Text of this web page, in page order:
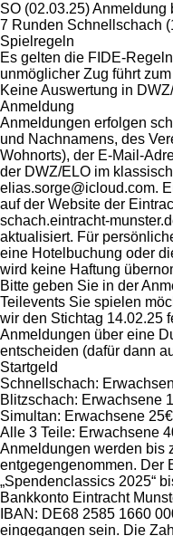
SO (02.03.25)
7 Runden Schnellschach
Spielregeln
Es gelten die FIDE-
unmöglicher Zug führt
Keine Auswertung in
Anmeldung
Anmeldungen erfolgen
und Nachnamens, des
Wohnorts), der E-Mail-
der DWZ/ELO im
elias.sorge@icloud.com.
auf der Website der
schach.eintracht-
aktualisiert. Für
eine Hotelbuchung oder
wird keine Haftung
Bitte geben Sie in der
Teilevents Sie spielen
wir den Stichtag 14.02.25
Anmeldungen über eine
entscheiden (dafür dann
Startgeld
Schnellschach:
Blitzschach: Erwachsene
Simultan: Erwachsene
Alle 3 Teile: Erwachsene
Anmeldungen werden bis
entgegengenommen. Der
„Spendenclassics 2025“
Bankkonto Eintracht
IBAN: DE68 2585 1660
eingegangen sein. Die